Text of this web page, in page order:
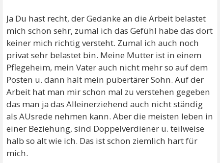
Ja Du hast recht, der Gedanke an die Arbeit belastet
mich schon sehr, zumal ich das Gefühl habe das dort
keiner mich richtig versteht. Zumal ich auch noch
privat sehr belastet bin. Meine Mutter ist in einem
Pflegeheim, mein Vater auch nicht mehr so auf dem
Posten u. dann halt mein pubertärer Sohn. Auf der
Arbeit hat man mir schon mal zu verstehen gegeben
das man ja das Alleinerziehend auch nicht ständig
als AUsrede nehmen kann. Aber die meisten leben in
einer Beziehung, sind Doppelverdiener u. teilweise
halb so alt wie ich. Das ist schon ziemlich hart für
mich.